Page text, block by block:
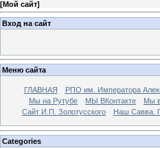
[Мой сайт]
Вход на сайт
Меню сайта
ГЛАВНАЯ РПО им. Императора
Мы на Рутубе
МЫ ВКонтакте Мы
Сайт И.П. Золотусского
Наш Савва.
Categories